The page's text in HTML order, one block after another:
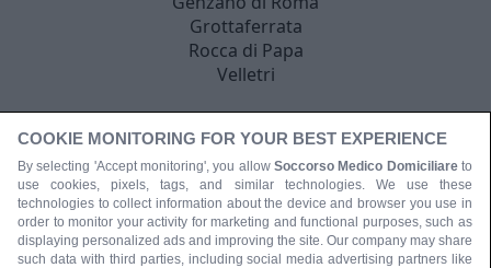
Grottaferrata
Rocca di Papa
Velletri
COOKIE MONITORING FOR YOUR BEST EXPERIENCE
By selecting 'Accept monitoring', you allow Soccorso Medico Domiciliare to
use cookies, pixels, tags, and similar technologies. We use these
technologies to collect information about the device and browser you use in
order to monitor your activity for marketing and functional purposes, such as
displaying personalized ads and improving the site. Our company may share
such data with third parties, including social media advertising partners like